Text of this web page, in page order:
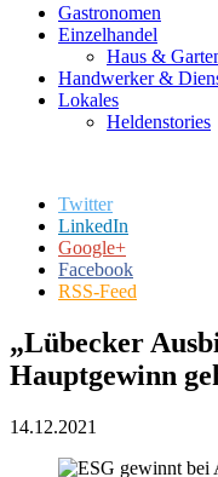
Gastronomen
Einzelhandel
Haus &
Handwerker &
Lokales
Heldenstories
Twitter
LinkedIn
Google+
Facebook
RSS-Feed
„Lübecker
Hauptgewinn
14.12.2021